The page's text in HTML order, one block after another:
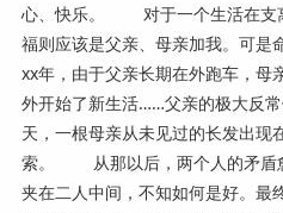
心、快乐。 对于一个生活在支
福则应该是父亲、母亲加我。可是
xx年，由于父亲长期在外跑车，母
外开始了新生活……父亲的极大反
天，一根母亲从未见过的长发出现
索。 从那以后，两个人的矛盾
夹在二人中间，不知如何是好。最